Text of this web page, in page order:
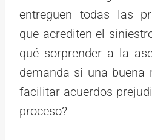
entreguen todas las
que acrediten el
qué sorprender a la
demanda si una buena
facilitar acuerdos
proceso?